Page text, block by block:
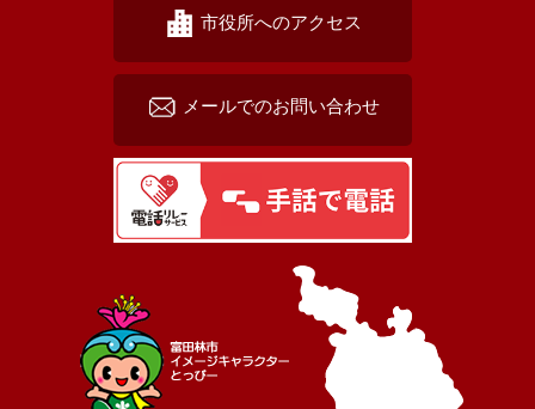
市役所へのアクセス
メールでのお問い合わせ